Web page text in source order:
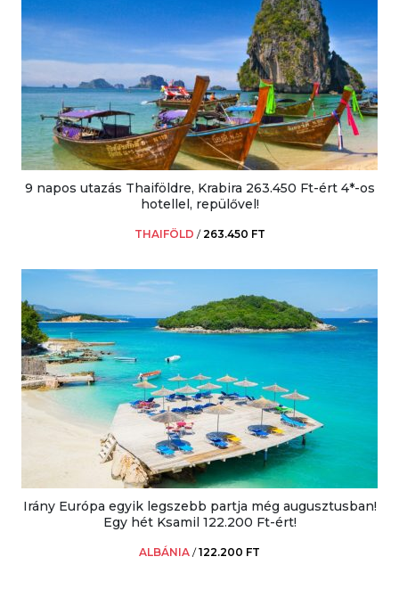
9 napos utazás Thaiföldre, Krabira 263.450 Ft-ért 4*-os
hotellel, repülővel!
THAIFÖLD /263.450 FT
Irány Európa egyik legszebb partja még augusztusban!
Egy hét Ksamil 122.200 Ft-ért!
ALBÁNIA /122.200 FT